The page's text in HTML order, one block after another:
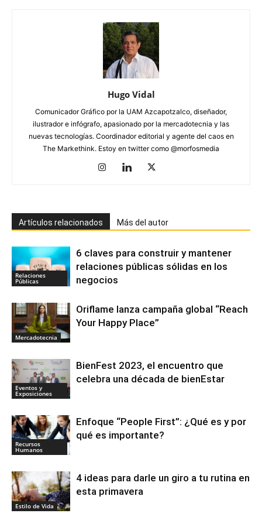
Hugo Vidal
Comunicador Gráfico por la UAM Azcapotzalco, diseñador,
ilustrador e infógrafo, apasionado por la mercadotecnia y las
nuevas tecnologías. Coordinador editorial y agente del caos en
The Markethink. Estoy en twitter como @morfosmedia
Artículos relacionados Más del autor
Relaciones
Públicas
6 claves para construir y mantener
relaciones públicas sólidas en los
negocios
Mercadotecnia
Oriflame lanza campaña global “Reach
Your Happy Place”
Eventos y
Exposiciones
BienFest 2023, el encuentro que
celebra una década de bienEstar
Recursos
Humanos
Enfoque “People First”: ¿Qué es y por
qué es importante?
Estilo de Vida
4 ideas para darle un giro a tu rutina en
esta primavera